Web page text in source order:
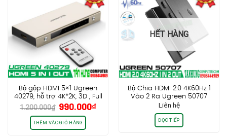
Bộ gộp HDMI 5×1 Ugreen
40279, hỗ trợ 4K*2K, 3D , Full
HD
1.200.000₫ Giá
gốc
là:
1.200.000₫.
990.000₫Giá
THÊM VÀO GIỎ HÀNG
HẾT HÀNG
Bộ Chia HDMI 2.0 4K60Hz 1
Vào 2 Ra Ugreen 50707
Liên hệ
ĐỌC TIẾP